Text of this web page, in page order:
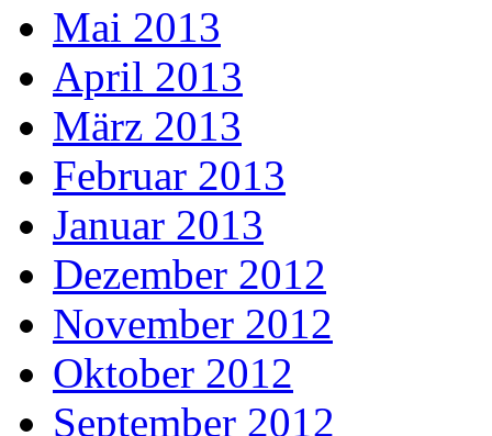
Mai 2013
April 2013
März 2013
Februar 2013
Januar 2013
Dezember 2012
November 2012
Oktober 2012
September 2012